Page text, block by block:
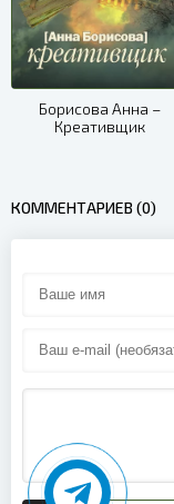
Борисова Анна –
Креативщик
КОММЕНТАРИЕВ (0)